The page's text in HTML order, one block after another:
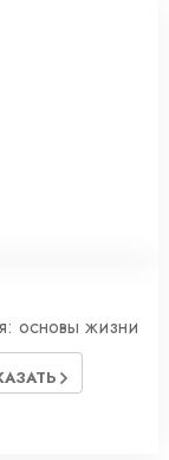
основы жизни